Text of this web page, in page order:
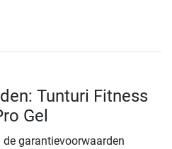
Tunturi Fitness
Gel
garantievoorwaarden